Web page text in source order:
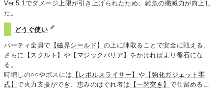
Ver.5.1でダメージ上限が引き上げられたため、雑魚の殲滅力が向上し
た。
どうぐ使い
パーティ全員で 【磁界シールド】 の上に陣取ることで安全に戦える。
さらに
【スクルト】 や 【マジックバリア】 をかければより盤石にな
る。
時増しの○○やボスには
【レボルスライサー】 や 【強化ガジェット零
式】で火力支援ができ、恵みのはぐれ者は 【一閃突き】で仕留めるこ